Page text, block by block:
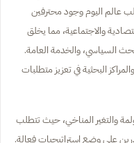
عالم اليوم وجود محترفين
والاجتماعية، مما يخلق
السياسي، والخدمة العامة.
البحثية في تعزيز متطلبات
والتغير المناخي، حيث تتطلب
على وضع استراتيجيات فعالة.